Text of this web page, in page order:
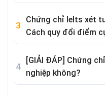
Chứng chỉ Ielts xét
Cách quy đổi điểm
[GIẢI ĐÁP] Chứng
nghiệp không?